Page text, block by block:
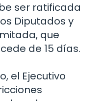
ser ratificada
Diputados y
que
de 15 días.
el Ejecutivo